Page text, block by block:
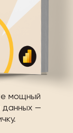
мощный
данных —